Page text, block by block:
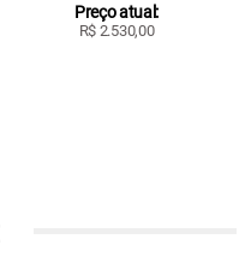
Preço atual:
R$ 2.530,00